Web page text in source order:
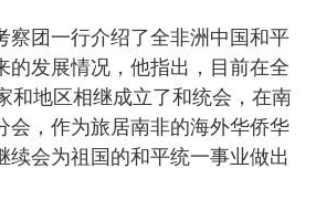
察团一行介绍了全非洲中国和平
的发展情况，他指出，目前在全
和地区相继成立了和统会，在南
会，作为旅居南非的海外华侨华
续会为祖国的和平统一事业做出